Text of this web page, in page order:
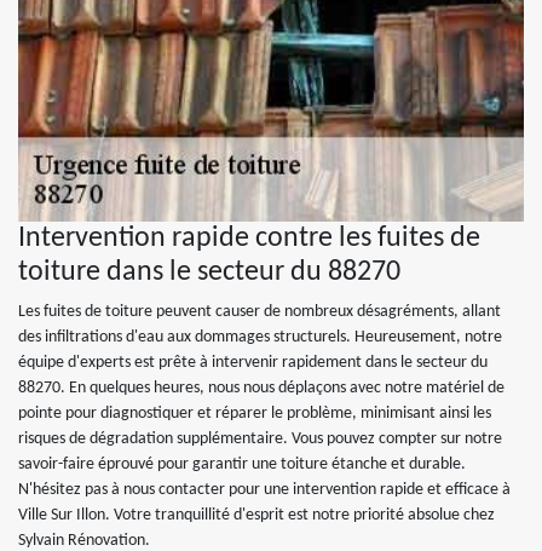
Intervention rapide contre les fuites de
toiture dans le secteur du 88270
Les fuites de toiture peuvent causer de nombreux désagréments, allant
des infiltrations d'eau aux dommages structurels. Heureusement, notre
équipe d'experts est prête à intervenir rapidement dans le secteur du
88270. En quelques heures, nous nous déplaçons avec notre matériel de
pointe pour diagnostiquer et réparer le problème, minimisant ainsi les
risques de dégradation supplémentaire. Vous pouvez compter sur notre
savoir-faire éprouvé pour garantir une toiture étanche et durable.
N'hésitez pas à nous contacter pour une intervention rapide et efficace à
Ville Sur Illon. Votre tranquillité d'esprit est notre priorité absolue chez
Sylvain Rénovation.